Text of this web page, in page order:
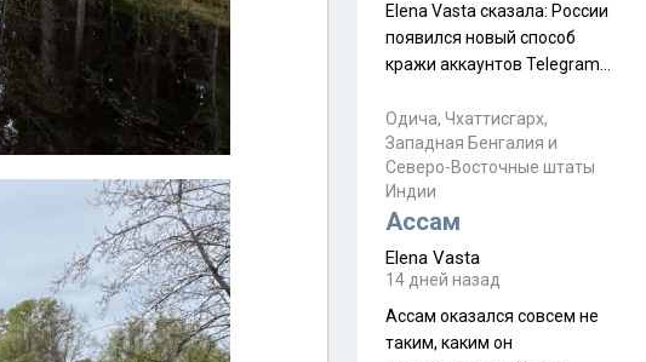
отзывов. По мне – сплошная
физуха, долгий спуск, потом
подъем по этому же пути.
Пока
Elena Vasta сказалa: России
появился новый способ
кражи аккаунтов Telegram
Прочитайте! У моих двух
знакомых вот так увели
аккаунты
Одича, Чхаттисгарх,
Западная Бенгалия и
Северо-Восточные штаты
Индии
Ассам
Elena Vasta
14 дней назад
Ассам оказался совсем не
таким, каким он